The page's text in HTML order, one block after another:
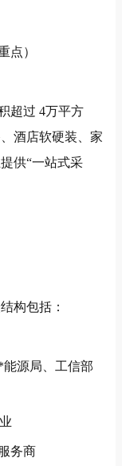
点）
超过 4万平方
酒店软硬装、家
供“一站式采
构包括：
源局、工信部
务商